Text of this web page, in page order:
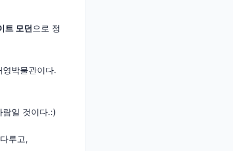
트 모던으로 정
박물관이다.
람일 것이다.:)
루고,